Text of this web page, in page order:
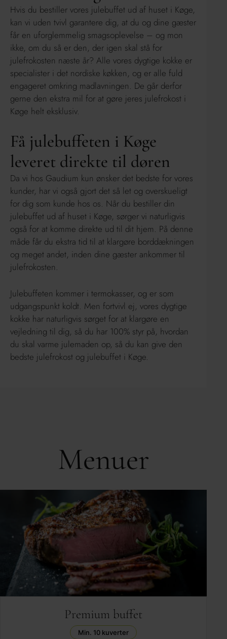
Hvis du bestiller vores julebuffet ud af huset i Køge,
kan vi uden tvivl garantere dig, at du og dine gæster
får en uforglemmelig smagsoplevelse – og mon
ikke, om du så er den, der igen skal stå for
julefrokosten næste år? Alle vores dygtige kokke er
specialister i det nordiske køkken, og er alle fuld
engageret omkring madlavningen. De går derfor
gerne den ekstra mil for at gøre jeres julefrokost i
Køge helt eksklusiv.
Få julebuffeten i Køge
leveret direkte til døren
Da vi hos Gaudium kun ønsker det bedste for vores
kunder, har vi også gjort det så let og overskueligt
for dig som kunde hos os. Når du bestiller din
julebuffet ud af huset i Køge, sørger vi naturligvis
også for at komme direkte ud til dit hjem. På denne
måde får du ekstra tid til at klargøre borddækningen
og meget andet, inden dine gæster ankommer til
julefrokosten.
Julebuffeten kommer i termokasser, og er som
udgangspunkt koldt. Men fortvivl ej, vores dygtige
kokke har naturligvis sørget for at klargøre en
vejledning til dig, så du har 100% styr på, hvordan
du skal varme julemaden op, så du kan give den
bedste julefrokost og julebuffet i Køge.
Menuer
Premium buffet
Min. 10 kuverter